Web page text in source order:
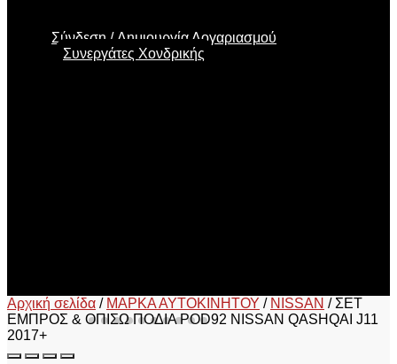
Σύνδεση
Δημιουργία Λογαριασμού
Συνεργάτες Χονδρικής
Αρχική σελίδα / ΜΑΡΚΑ ΑΥΤΟΚΙΝΗΤΟΥ / NISSAN / ΣΕΤ
ΕΜΠΡΟΣ & ΟΠΙΣΩ ΠΟΔΙΑ POD92 NISSAN QASHQAI J11
2017+